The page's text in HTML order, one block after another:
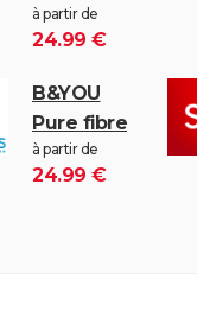
à partir de
24.99 €
B&YOU
Pure fibre
à partir de
24.99 €